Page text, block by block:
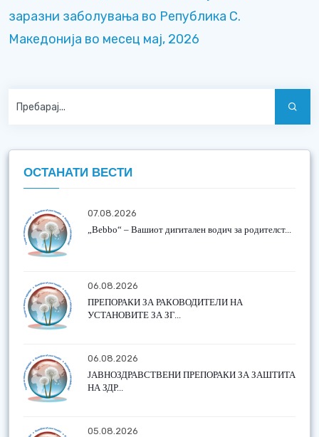
заразни заболувања во Република С.
Македонија во месец мај, 2026
ОСТАНАТИ ВЕСТИ
07.08.2026
„Bebbo“ – Вашиот дигитален водич за родителст...
06.08.2026
ПРЕПОРАКИ ЗА РАКОВОДИТЕЛИ НА
УСТАНОВИТЕ ЗА ЗГ...
06.08.2026
ЈАВНОЗДРАВСТВЕНИ ПРЕПОРАКИ ЗА ЗАШТИТА
НА ЗДР...
05.08.2026